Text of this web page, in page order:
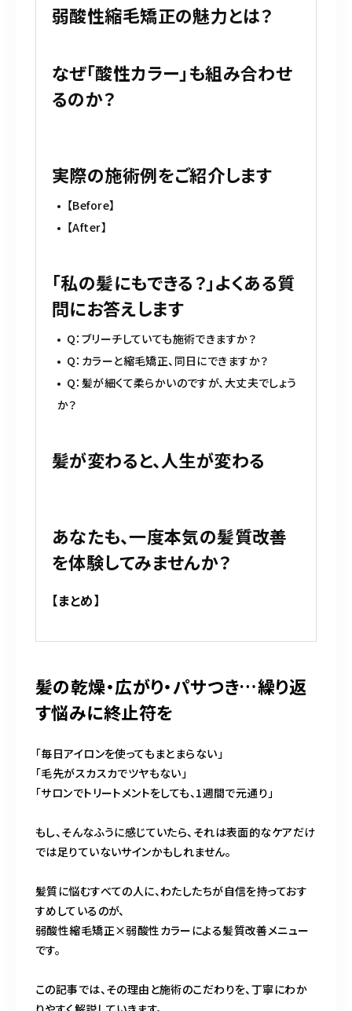
弱酸性縮毛矯正の魅力とは？
なぜ「酸性カラー」も組み合わせ
るのか？
実際の施術例をご紹介します
【Before】
【After】
「私の髪にもできる？」よくある質
問にお答えします
Q：ブリーチしていても施術できますか？
Q：カラーと縮毛矯正、同日にできますか？
Q：髪が細くて柔らかいのですが、大丈夫でしょう
か？
髪が変わると、人生が変わる
あなたも、一度本気の髪質改善
を体験してみませんか？
【まとめ】
髪の乾燥・広がり・パサつき…繰り返
す悩みに終止符を
「毎日アイロンを使ってもまとまらない」
「毛先がスカスカでツヤもない」
「サロンでトリートメントをしても、1週間で元通り」
もし、そんなふうに感じていたら、それは表面的なケアだけ
では足りていないサインかもしれません。
髪質に悩むすべての人に、わたしたちが自信を持っておす
すめしているのが、
弱酸性縮毛矯正×弱酸性カラーによる髪質改善メニュー
です。
この記事では、その理由と施術のこだわりを、丁寧にわか